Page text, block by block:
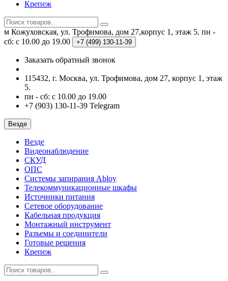
Крепеж
м Кожуховская, ул. Трофимова, дом 27,корпус 1, этаж 5. пн -
сб: с 10.00 до 19.00
+7 (499) 130-11-39
Заказать обратный звонок
115432, г. Москва, ул. Трофимова, дом 27, корпус 1, этаж
5.
пн - сб: с 10.00 до 19.00
+7 (903) 130-11-39 Telegram
Везде
Везде
Видеонаблюдение
СКУД
ОПС
Системы запирания Abloy
Телекоммуникационные шкафы
Источники питания
Сетевое оборудование
Кабельная продукция
Монтажный инструмент
Разъемы и соединители
Готовые решения
Крепеж